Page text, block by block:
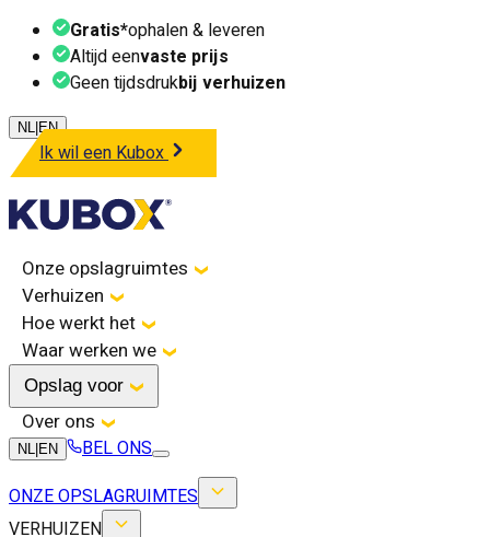
Gratis*ophalen & leveren
Altijd eenvaste prijs
Geen tijdsdrukbij verhuizen
NL EN
Ik wil een Kubox
Onze opslagruimtes
Verhuizen
Hoe werkt het
Waar werken we
Opslag voor
Over ons
NL EN
BEL ONS
ONZE OPSLAGRUIMTES
VERHUIZEN